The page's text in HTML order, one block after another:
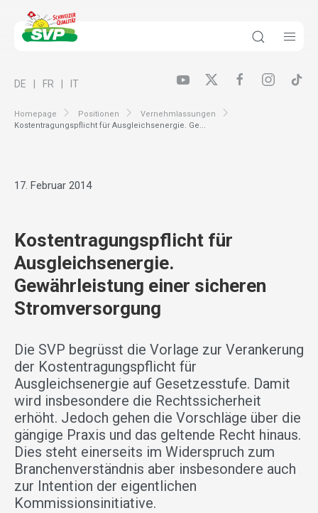
Homepage Positionen
Vernehmlassungen
Kostentragungspflicht für Ausgleichsenergie. Ge...
DE FR IT
17. Februar 2014
Kostentragungspflicht für
Ausgleichsenergie.
Gewährleistung einer sicheren
Stromversorgung
Die SVP begrüsst die Vorlage zur Verankerung
der Kostentragungspflicht für
Ausgleichsenergie auf Gesetzesstufe. Damit
wird insbesondere die Rechtssicherheit
erhöht. Jedoch gehen die Vorschläge über die
gängige Praxis und das geltende Recht hinaus.
Dies steht einerseits im Widerspruch zum
Branchenverständnis aber insbesondere auch
zur Intention der eigentlichen
Kommissionsinitiative.